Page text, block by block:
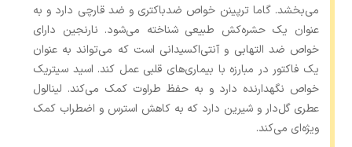
می‌بخشد. گاما ترپینن خواص ضدباکتری و ضد قارچی دارد و به
عنوان یک حشره‌کش طبیعی شناخته می‌شود. نارنجین دارای
خواص ضد التهابی و آنتی‌اکسیدانی است که می‌تواند به عنوان
یک فاکتور در مبارزه با بیماری‌های قلبی عمل کند. اسید سیتریک
خواص نگهدارنده دارد و به حفظ طراوت کمک می‌کند. لینالول
عطری گل‌دار و شیرین دارد که به کاهش استرس و اضطراب کمک
ویژه‌ای می‌کند.